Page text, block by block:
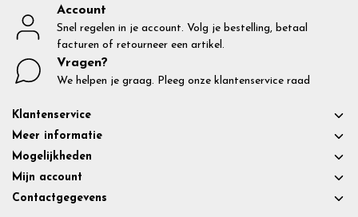
Account
Snel regelen in je account. Volg je bestelling, betaal
facturen of retourneer een artikel.
Vragen?
We helpen je graag. Pleeg onze klantenservice raad
Klantenservice
Meer informatie
Mogelijkheden
Mijn account
Contactgegevens